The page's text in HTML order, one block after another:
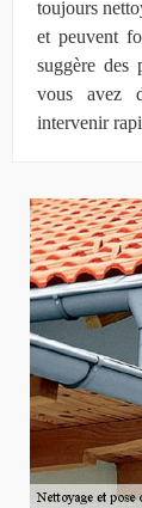
toujours
et peuvent
suggère des
vous avez
intervenir